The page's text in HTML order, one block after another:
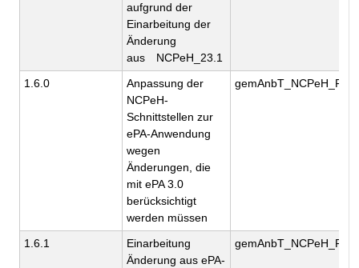
aufgrund der
Einarbeitung der
Änderung
aus
NCPeH_23.1
1.6.0
Anpassung der
NCPeH-
Schnittstellen zur
ePA-Anwendung
wegen
Änderungen, die
mit ePA 3.0
berücksichtigt
werden müssen
1.6.1
Einarbeitung
Änderung aus ePA-